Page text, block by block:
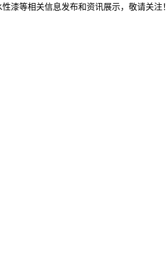
漆等相关信息发布和资讯展示，敬请关注！